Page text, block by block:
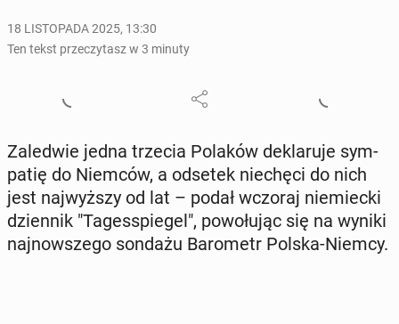
18 LISTOPADA 2025, 13:30
Ten tekst przeczytasz w 3 minuty
Za­le­d­wie jedna trzecia Polaków de­kla­ru­je sym­
pa­tię do Niemców, a odsetek nie­chę­ci do nich
jest naj­wyż­szy od lat – podał wczoraj nie­miec­ki
dzien­nik "Ta­ges­spie­gel", po­wo­łu­jąc się na wyniki
naj­now­sze­go sondażu Ba­ro­metr Polska-Niemcy.